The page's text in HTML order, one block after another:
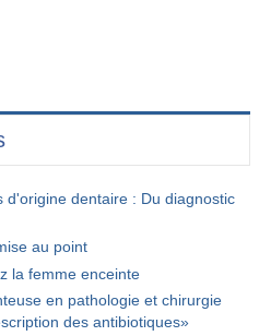
d'origine dentaire : Du diagnostic
au point
la femme enceinte
en pathologie et chirurgie
des antibiotiques»